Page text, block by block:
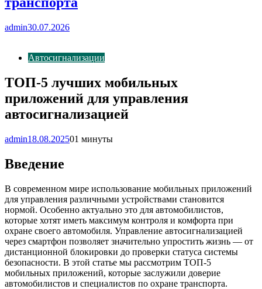
admin30.07.2026
Автосигнализации
ТОП-5 лучших мобильных
приложений для управления
автосигнализацией
admin18.08.202501 минуты
Введение
В современном мире использование мобильных приложений
для управления различными устройствами становится
нормой. Особенно актуально это для автомобилистов,
которые хотят иметь максимум контроля и комфорта при
охране своего автомобиля. Управление автосигнализацией
через смартфон позволяет значительно упростить жизнь — от
дистанционной блокировки до проверки статуса системы
безопасности. В этой статье мы рассмотрим ТОП-5
мобильных приложений, которые заслужили доверие
автомобилистов и специалистов по охране транспорта.